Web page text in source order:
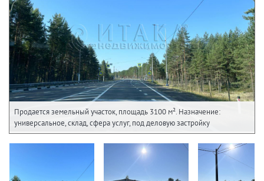
Продается земельный участок, площадь 3100 м². Назначение:
универсальное, склад, сфера услуг, под деловую застройку